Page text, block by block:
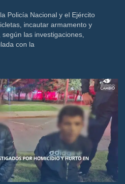
Policía Nacional y el Ejército
incautar armamento y
las investigaciones,
con la